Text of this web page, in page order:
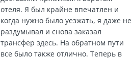
отеля. Я был крайне впечатлен и
когда нужно было уезжать, я даже не
раздумывал и снова заказал
трансфер здесь. На обратном пути
все было также отлично. Теперь в